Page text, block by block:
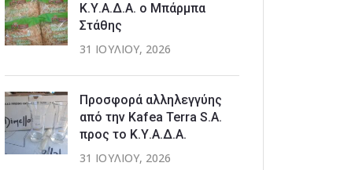
Κ.Υ.Α.Δ.Α. ο Μπάρμπα
Στάθης
31 ΙΟΥΛΊΟΥ, 2026
Προσφορά αλληλεγγύης
από την Kafea Terra S.A.
προς το Κ.Υ.Α.Δ.Α.
31 ΙΟΥΛΊΟΥ, 2026